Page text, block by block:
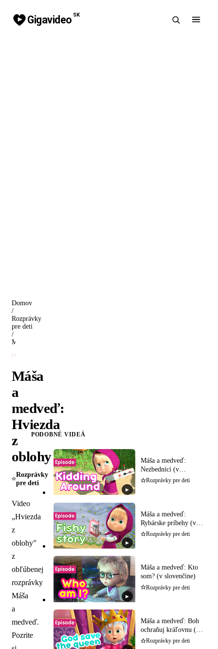
Gigavideo SK
Domov
/
Rozprávky
pre deti
/
Máša
a
medveď:
Hviezda
z
oblohy
Rozprávky
pre deti
Video
„Hviezda
z
oblohy”
z
obľúbenej
rozprávky
Máša
a
medveď.
Pozrite
PODOBNÉ VIDEÁ
▶
Máša a medveď:
Nezbedníci (v
slovenčine)
Rozprávky pre deti
▶
Máša a medveď:
Rybárske príbehy (v
slovenčine)
Rozprávky pre deti
▶
Máša a medveď: Kto
som? (v slovenčine)
Rozprávky pre deti
Máša a medveď: Boh
ochraňuj kráľovnu (v
slovenčine)
Rozprávky pre deti